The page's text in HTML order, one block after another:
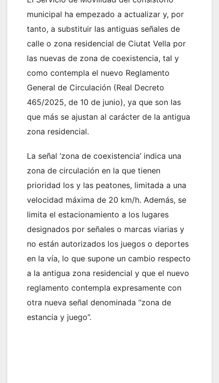
municipal ha empezado a actualizar y, por
tanto, a substituir las antiguas señales de
calle o zona residencial de Ciutat Vella por
las nuevas de zona de coexistencia, tal y
como contempla el nuevo Reglamento
General de Circulación (Real Decreto
465/2025, de 10 de junio), ya que son las
que más se ajustan al carácter de la antigua
zona residencial.
La señal ‘zona de coexistencia’ indica una
zona de circulación en la que tienen
prioridad los y las peatones, limitada a una
velocidad máxima de 20 km/h. Además, se
limita el estacionamiento a los lugares
designados por señales o marcas viarias y
no están autorizados los juegos o deportes
en la vía, lo que supone un cambio respecto
a la antigua zona residencial y que el nuevo
reglamento contempla expresamente con
otra nueva señal denominada “zona de
estancia y juego”.